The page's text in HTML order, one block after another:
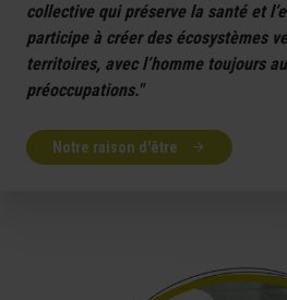
collective qui préserve la santé et
participe à créer des écosystèmes
territoires, avec l’homme toujours
préoccupations."
Notre raison d'être